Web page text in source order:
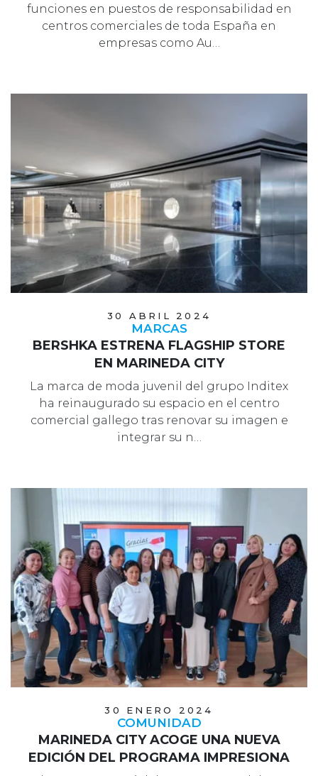
funciones en puestos de responsabilidad en
centros comerciales de toda España en
empresas como Au…
30 ABRIL 2024
MARCAS
BERSHKA ESTRENA FLAGSHIP STORE
EN MARINEDA CITY
La marca de moda juvenil del grupo Inditex
ha reinaugurado su espacio en el centro
comercial gallego tras renovar su imagen e
integrar su n…
30 ENERO 2024
COMUNIDAD
MARINEDA CITY ACOGE UNA NUEVA
EDICIÓN DEL PROGRAMA IMPRESIONA